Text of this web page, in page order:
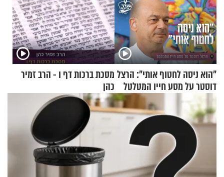
"הוא ניסה לחטוף אותי": הרצל
דוסטר על מסע חייו המטלטל
מסכת ברכות דף ו - הרב זמיר
כהן